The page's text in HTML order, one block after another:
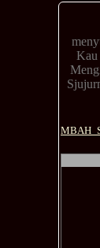
Kau